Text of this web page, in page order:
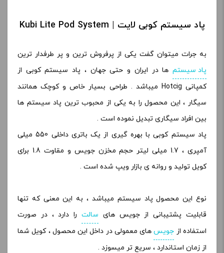
پاد سیستم کوبی لایت | Kubi Lite Pod System
به جرات میتوان گفت یکی از پرفروش ترین و پر طرفدار ترین
پاد سیستم ها در ایران و حتی جهان ، پاد سیستم کوبی از
کمپانی Hotcig میباشد . طراحی بسیار خاص و کوچک همانند
سیگار ، این محصول را به یکی از محبوب ترین پاد سیستم ها
بین افراد سیگاری تبدیل نموده است .
پاد سیستم کوبی با بهره گیری از یک باتری داخلی 550 میلی
آمپری ، 1.7 میلی لیتر حجم مخزن جویس و مقاوت 1.8 برای
کویل تولید و روانه ی بازار ویپ شده است .
نوع این محصول پاد سیستم میباشد ، به این معنی که تنها
قابلیت پشتیبانی از جویس های سالت را دارد ، در صورت
استفاده از جویسهای معمولی در داخل این محصول ، کویل شما
از زمان استاندارد ، سریع تر میسوزد .